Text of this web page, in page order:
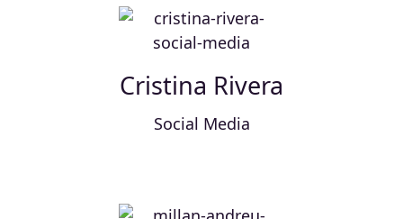
Cristina Rivera
Social Media